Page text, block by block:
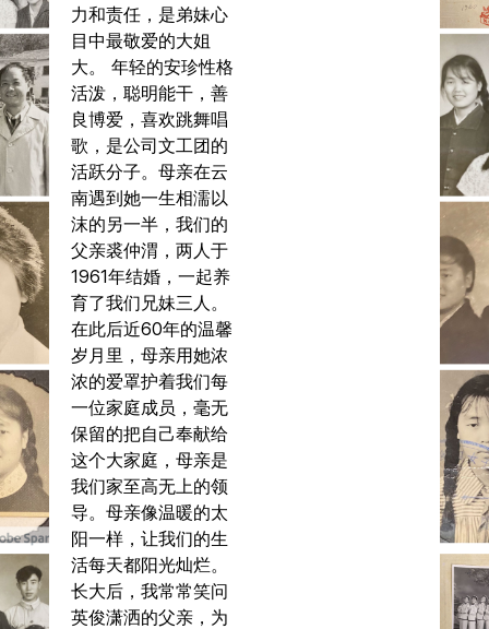
力和责任，是弟妹心
目中最敬爱的大姐
大。 年轻的安珍性格
活泼，聪明能干，善
良博爱，喜欢跳舞唱
歌，是公司文工团的
活跃分子。母亲在云
南遇到她一生相濡以
沫的另一半，我们的
父亲裘仲渭，两人于
1961年结婚，一起养
育了我们兄妹三人。
在此后近60年的温馨
岁月里，母亲用她浓
浓的爱罩护着我们每
一位家庭成员，毫无
保留的把自己奉献给
这个大家庭，母亲是
我们家至高无上的领
导。母亲像温暖的太
阳一样，让我们的生
活每天都阳光灿烂。
长大后，我常常笑问
英俊潇洒的父亲，为